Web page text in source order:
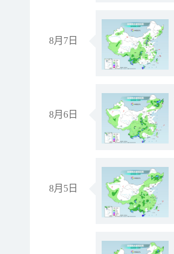
8月7日
8月6日
8月5日